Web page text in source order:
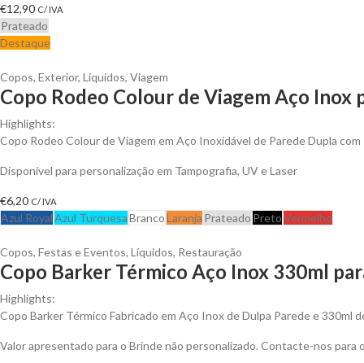
€12,90 C/ IVA
Prateado
Destaque
Copos, Exterior, Líquidos, Viagem
Copo Rodeo Colour de Viagem Aço Inox
Highlights:
Copo Rodeo Colour de Viagem em Aço Inoxidável de Parede Dupla com
Disponível para personalização em Tampografia, UV e Laser
€6,20 C/ IVA
Azul RoyalAzul TurquesaBrancoLaranja Prateado PretoVermelho
Copos, Festas e Eventos, Líquidos, Restauração
Copo Barker Térmico Aço Inox 330ml
Highlights:
Copo Barker Térmico Fabricado em Aço Inox de Dulpa Parede e 330ml
Valor apresentado para o Brinde não personalizado. Contacte-nos